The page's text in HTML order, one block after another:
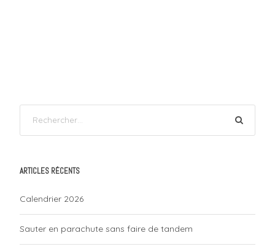
ARTICLES RÉCENTS
Calendrier 2026
Sauter en parachute sans faire de tandem